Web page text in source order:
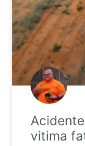
vitima